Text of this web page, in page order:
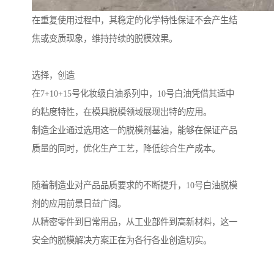
在重复使用过程中，其稳定的化学特性保证不会产生结
焦或变质现象，维持持续的脱模效果。
选择，创造
在7+10+15号化妆级白油系列中，10号白油凭借其适中
的粘度特性，在模具脱模领域展现出特的应用。
制造企业通过选用这一的脱模剂基油，能够在保证产品
质量的同时，优化生产工艺，降低综合生产成本。
随着制造业对产品品质要求的不断提升，10号白油脱模
剂的应用前景日益广阔。
从精密零件到日常用品，从工业部件到高新材料，这一
安全的脱模解决方案正在为各行各业创造切实。